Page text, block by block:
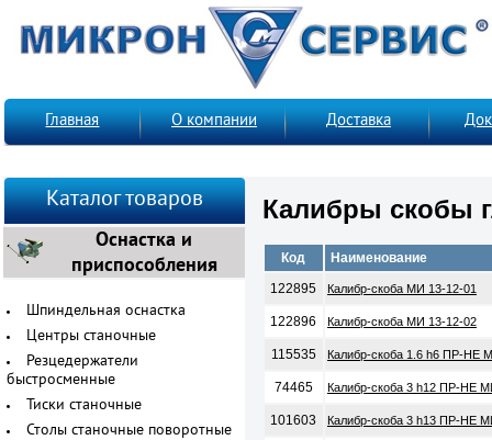
Главная О компании Доставка
Каталог товаров
Оснастка и
приспособления
Шпиндельная оснастка
Центры станочные
Резцедержатели
быстросменные
Тиски станочные
Столы станочные поворотные
Калибры скобы
Код
Наименование
122895
Калибр-скоба МИ 13-12-01
122896 Калибр-скоба МИ 13-12-02
115535 Калибр-скоба 1.6 h6 ПР-НЕ
74465 Калибр-скоба 3 h12 ПР-НЕ
101603 Калибр-скоба 3 h13 ПР-НЕ